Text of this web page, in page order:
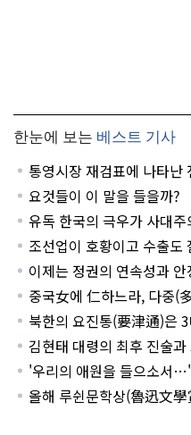
한눈에 보는 베스트 기사
통영시장 재검표에 나타난
요것들이 이 말을 들을까?
유독 한국의 극우가 사대
조선업이 호황이고 수출도
이제는 정권의 연속성과
중국女에 仁하느라, 다중(
북한의 요진통(要津通)은
김현태 대령의 최후 진술
'우리의 애원을 들으소서…'
올해 루쉰문학상(魯迅文